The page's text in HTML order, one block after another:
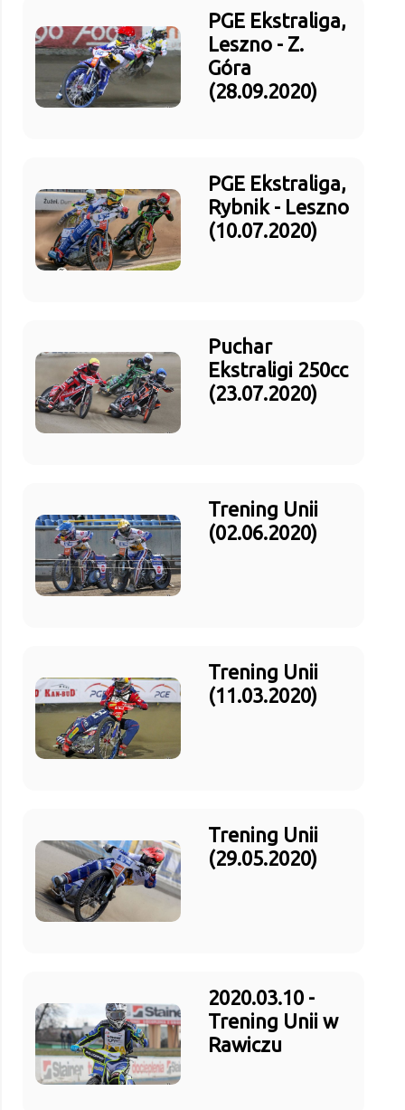
PGE Ekstraliga,
Leszno - Z.
Góra
(28.09.2020)
PGE Ekstraliga,
Rybnik - Leszno
(10.07.2020)
Puchar
Ekstraligi 250cc
(23.07.2020)
Trening Unii
(02.06.2020)
Trening Unii
(11.03.2020)
Trening Unii
(29.05.2020)
2020.03.10 -
Trening Unii w
Rawiczu